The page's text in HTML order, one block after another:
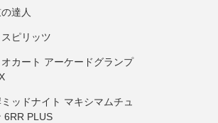
達人
ピリッツ
カート アーケードグランプ
ッドナイト マキシマムチュ
6RR PLUS